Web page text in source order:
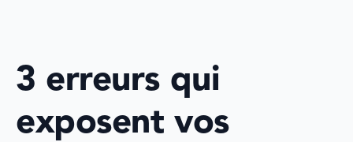
3 erreurs qui
exposent vos